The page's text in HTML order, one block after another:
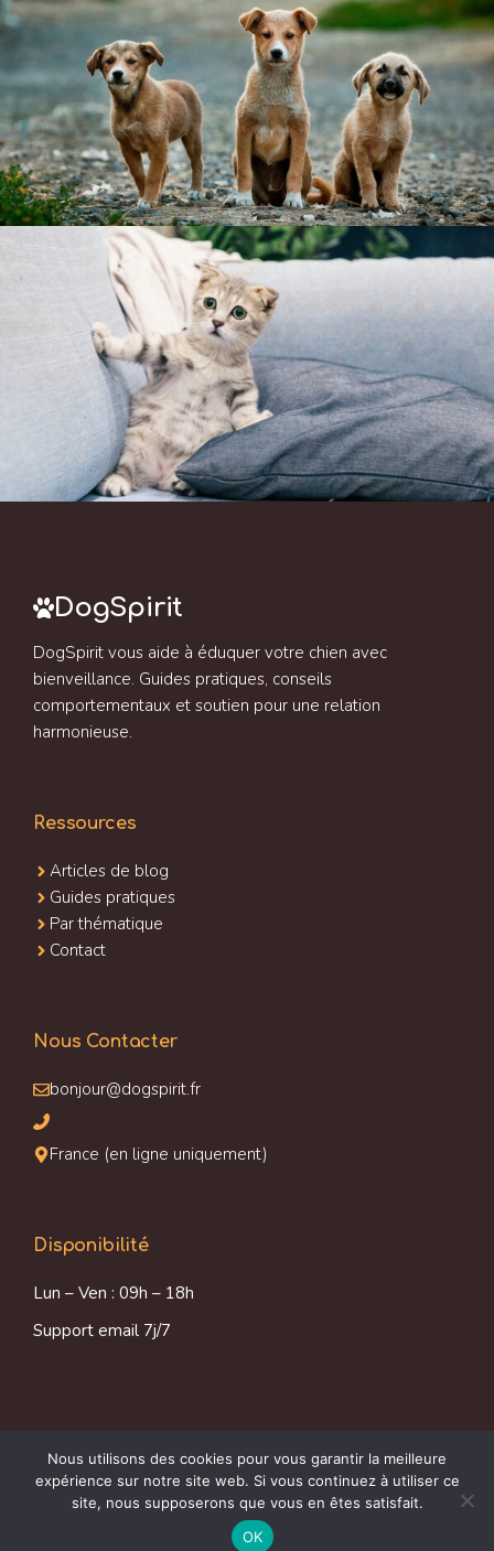
DogSpirit
DogSpirit vous aide à éduquer votre chien avec
bienveillance. Guides pratiques, conseils
comportementaux et soutien pour une relation
harmonieuse.
Ressources
Articles de blog
Guides pratiques
Par thématique
Contact
Nous Contacter
bonjour@dogspirit.fr
France (en ligne uniquement)
Disponibilité
Lun – Ven : 09h – 18h
Support email 7j/7
2026 DogSpirit
Contact A proposPolitique de confidentialié
Mentions légales
Article ajouté au panier
Nous utilisons des cookies pour vous garantir la meilleure
expérience sur notre site web. Si vous continuez à utiliser ce
site, nous supposerons que vous en êtes satisfait.
OK